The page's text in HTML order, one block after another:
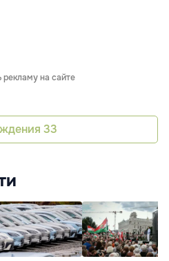
рекламу на сайте
33